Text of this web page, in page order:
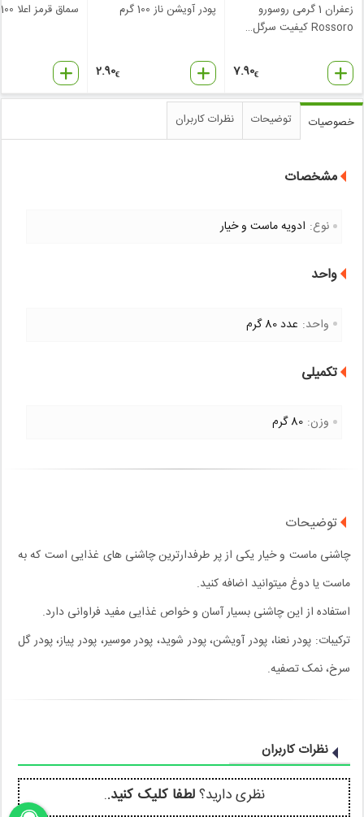
زعفران 1 گرمی روسورو
Rossoro کیفیت سرگل
…
7.90€
پودر آویشن ناز 100 گرم
2.90€
سماق قرمز اعلا 100 گرم
خصوصیات توضیحات نظرات کاربران
مشخصات
نوع: ادویه ماست و خیار
واحد
واحد: عدد 80 گرم
تکمیلی
وزن: 80 گرم
توضیحات
چاشنی ماست و خیار یکی از پر طرفدارترین چاشنی های غذایی است که به
ماست یا دوغ میتوانید اضافه کنید.
استفاده از این چاشنی بسیار آسان و خواص غذایی مفید فراوانی دارد.
ترکیبات: پودر نعنا، پودر آویشن، پودر شوید، پودر موسیر، پودر پیاز، پودر گل
سرخ، نمک تصفیه.
نظرات کاربران
نظری دارید؟لطفا کلیک کنید..